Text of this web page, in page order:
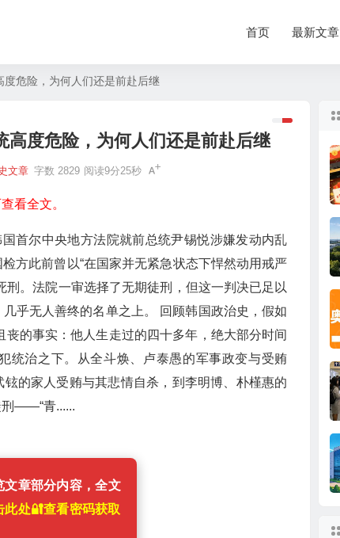
首页 最新文章
危险，为何人们还是前赴后继
高度危险，为何人们还是前赴后继
文章 字数 2829 阅读9分25秒
看全文。
首尔中央地方法院就前总统尹锡悦涉嫌发动内乱
方此前曾以“在国家并无紧急状态下悍然动用戒严
。法院一审选择了无期徒刑，但这一判决已足以
乎无人善终的名单之上。 回顾韩国政治史，假如
的事实：他人生走过的四十多年，绝大部分时间
统治之下。从全斗焕、卢泰愚的军事政变与受贿
的家人受贿与其悲情自杀，到李明博、朴槿惠的
刑——“青......
文章部分内容，全文
此处🔐️查看密码获取